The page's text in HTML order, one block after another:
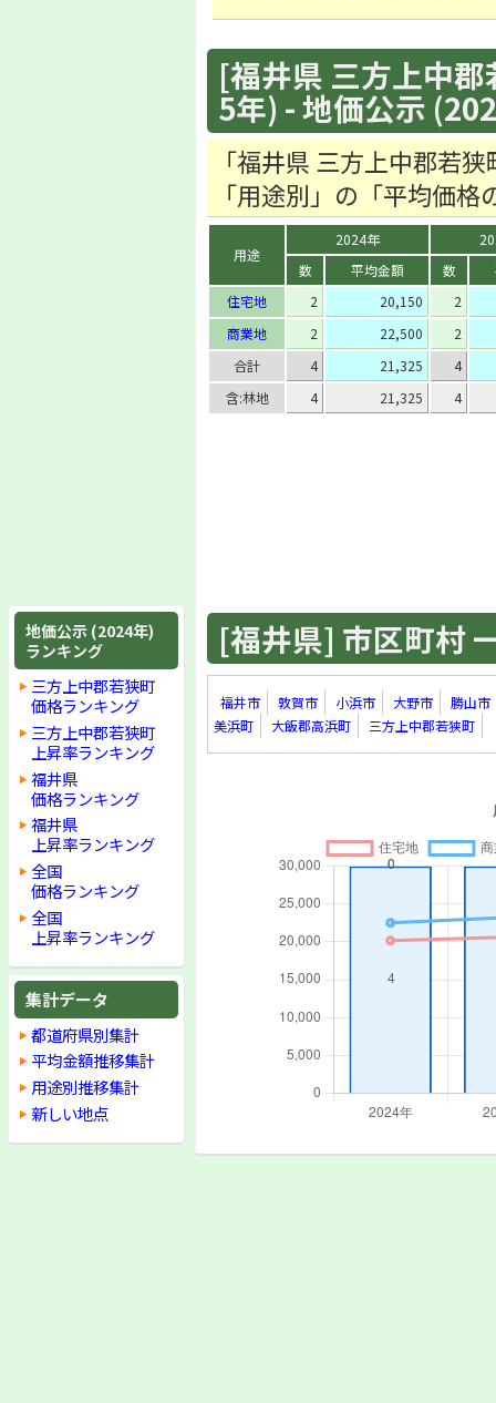
地価公示 (2024年)
ランキング
三方上中郡若狭町
価格ランキング
三方上中郡若狭町
上昇率ランキング
福井県
価格ランキング
福井県
上昇率ランキング
全国
価格ランキング
全国
上昇率ランキング
集計データ
都道府県別集計
平均金額推移集計
用途別推移集計
新しい地点
[福井県 三方上中
5年) - 地価公示
「福井県 三方上中郡若
「用途別」の「平均価格
用途
2024年
数
平均金額 数
住宅地
2 20,150
2
商業地
2 22,500
2
合計
4 21,325
4
含:林地
4 21,325 4
[福井県] 市区町村
福井市 敦賀市 小浜市 大野市
勝山市
美浜町
大飯郡高浜町 三方上中郡若狭町